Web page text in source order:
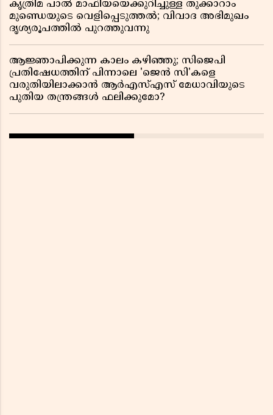
കൃത്രിമ പാൽ മാഫിയയെക്കുറിച്ചുള്ള തുക്കാറാം
മുണ്ഡെയുടെ വെളിപ്പെടുത്തൽ; വിവാദ അഭിമുഖം
ദൃശ്യരൂപത്തിൽ പുറത്തുവന്നു
ആജ്ഞാപിക്കുന്ന കാലം കഴിഞ്ഞു; സിജെപി
പ്രതിഷേധത്തിന് പിന്നാലെ 'ജെൻ സി'കളെ
വരുതിയിലാക്കാൻ ആർഎസ്എസ് മേധാവിയുടെ
പുതിയ തന്ത്രങ്ങൾ ഫലിക്കുമോ?